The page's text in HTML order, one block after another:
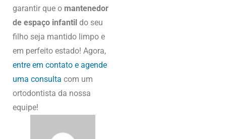
garantir que o mantenedor
de espaço infantil do seu
filho seja mantido limpo e
em perfeito estado! Agora,
entre em contato e agende
uma consulta com um
ortodontista da nossa
equipe!